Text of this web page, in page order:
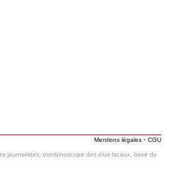
Mentions légales - CGU
journalistes, trombinoscope des élus locaux, base de